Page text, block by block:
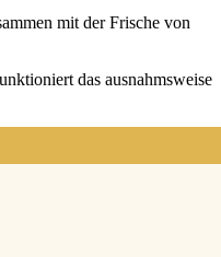
mit der Fri­sche von
das aus­nahms­wei­se